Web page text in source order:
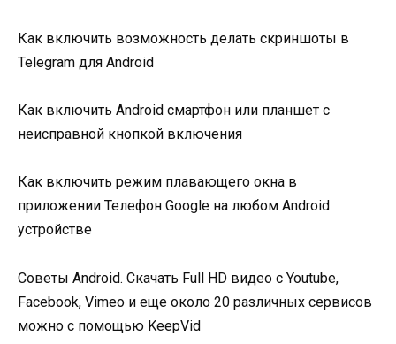
Как включить возможность делать скриншоты в
Telegram для Android
Как включить Android смартфон или планшет с
неисправной кнопкой включения
Как включить режим плавающего окна в
приложении Телефон Google на любом Android
устройстве
Советы Android. Скачать Full HD видео с Youtube,
Facebook, Vimeo и еще около 20 различных сервисов
можно с помощью KeepVid